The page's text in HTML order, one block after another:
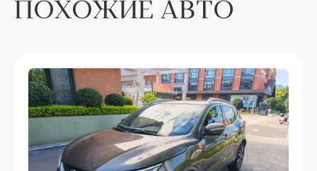
ПОХОЖИЕ АВТО